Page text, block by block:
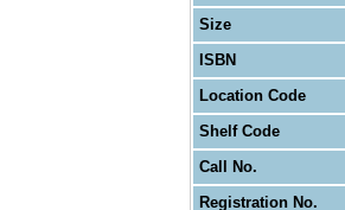
Size
ISBN
Location Code
Shelf Code
Call No.
Registration No.